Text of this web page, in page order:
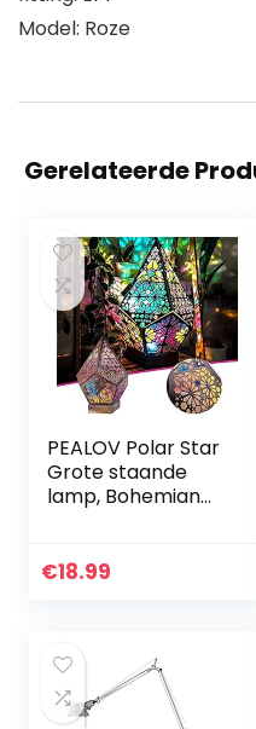
Model: Roze
Gerelateerde
PEALOV Polar Star
Grote staande
lamp, Bohemian
diamantverlichting
kunsthandwerk,
geschenken,
geometrische
€18.99